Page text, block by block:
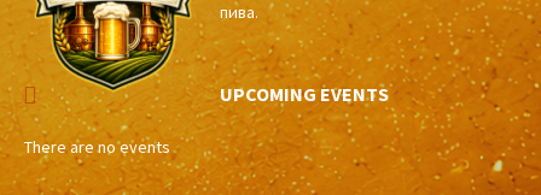
пива.
UPCOMING EVENTS
There are no events